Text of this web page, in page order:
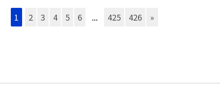
1 2 3 4 5 6 ... 425 426 »